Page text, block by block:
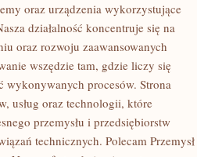
oraz urządzenia wykorzystujące
działalność koncentruje się na
oraz rozwoju zaawansowanych
wszędzie tam, gdzie liczy się
wykonywanych procesów. Strona
usług oraz technologii, które
przemysłu i przedsiębiorstw
technicznych. Polecam Przemysł